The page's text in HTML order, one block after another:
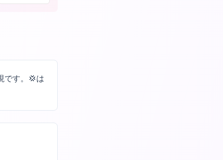
です。💢は